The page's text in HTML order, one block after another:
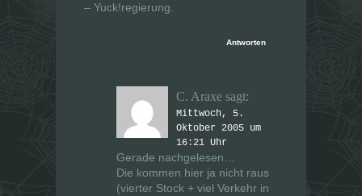
– Yuck!regierung.
Antworten
C. Araxe sagt:
Mittwoch, 5.
Oktober 2005 um
16:21 Uhr
Gerade nachgelesen…
Die kommen hier ja nicht raus
(vierter Stock + viel Verkehr in